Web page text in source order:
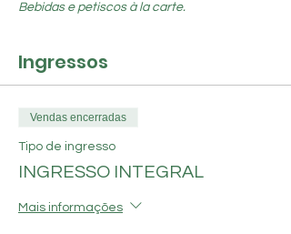
Bebidas e petiscos à la carte.
Ingressos
Vendas encerradas
Tipo de ingresso
INGRESSO INTEGRAL
Mais informações